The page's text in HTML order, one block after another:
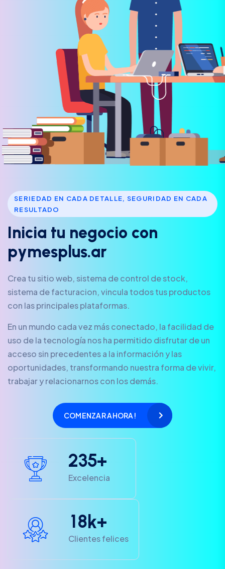
SERIEDAD EN CADA DETALLE, SEGURIDAD EN CADA
RESULTADO
Inicia tu negocio con
pymesp us.ar
Crea tu sitio web, sistema de control de stock,
sistema de facturacion, vincula todos tus productos
con las principales plataformas.
En un mundo cada vez más conectado, la facilidad de
uso de la tecnología nos ha permitido disfrutar de un
acceso sin precedentes a la información y las
oportunidades, transformando nuestra forma de vivir,
trabajar y relacionarnos con los demás.
COMENZAR AHORA!
235+
Excelencia
18k+
Clientes felices